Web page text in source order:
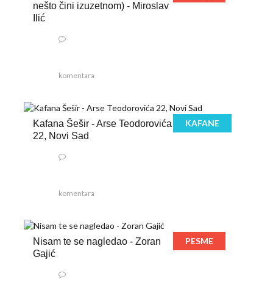
nešto čini izuzetnom) - Miroslav
Ilić
komentara
Kafana Šešir - Arse Teodorovića
22, Novi Sad
KAFANE
komentara
Nisam te se nagledao - Zoran
Gajić
PESME